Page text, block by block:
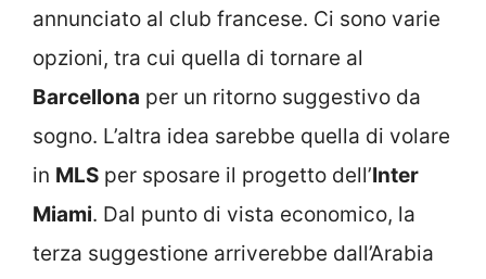
annunciato al club francese. Ci sono varie
opzioni, tra cui quella di tornare al
Barcellona per un ritorno suggestivo da
sogno. L’altra idea sarebbe quella di volare
in MLS per sposare il progetto dell’Inter
Miami. Dal punto di vista economico, la
terza suggestione arriverebbe dall’Arabia